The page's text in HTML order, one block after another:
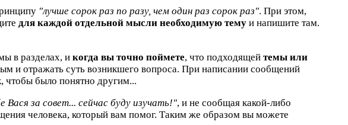
"лучше сорок раз по разу, чем один раз сорок раз". При этом,
для каждой отдельной мысли необходимую тему и напишите там.
в разделах, и когда вы точно поймете, что подходящей темы или
и отражать суть возникшего вопроса. При написании сообщений
чтобы было понятно другим...
Вася за совет... сейчас буду изучать!", и не сообщая какой-либо
человека, который вам помог. Таким же образом вы можете